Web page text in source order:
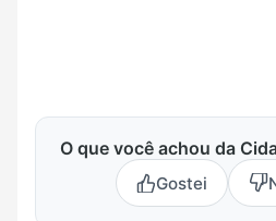
O que você achou da
Gostei